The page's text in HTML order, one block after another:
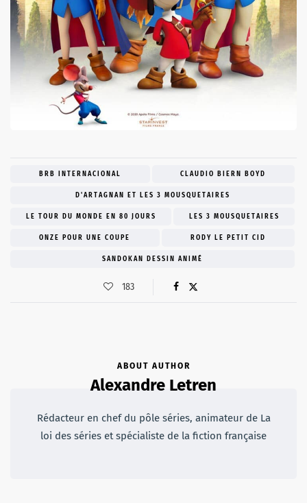
BRB INTERNACIONAL CLAUDIO BIERN BOYD
D'ARTAGNAN ET LES 3 MOUSQUETAIRES
LE TOUR DU MONDE EN 80 JOURS LES 3 MOUSQUETAIRES
ONZE POUR UNE COUPE RODY LE PETIT CID
SANDOKAN DESSIN ANIMÉ
183
ABOUT AUTHOR
Alexandre Letren
Rédacteur en chef du pôle séries, animateur de La
loi des séries et spécialiste de la fiction française